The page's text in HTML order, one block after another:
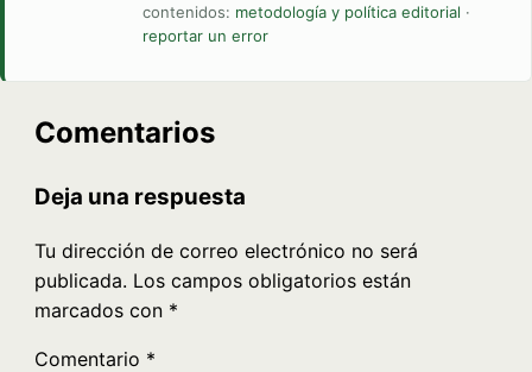
contenidos: metodología y política editorial ·
reportar un error
Comentarios
Deja una respuesta
Tu dirección de correo electrónico no será
publicada. Los campos obligatorios están
marcados con *
Comentario *